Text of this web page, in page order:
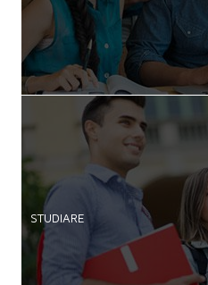
STUDIARE